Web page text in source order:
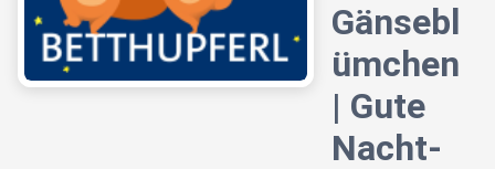
Gänsebl
ümchen
| Gute
Nacht-